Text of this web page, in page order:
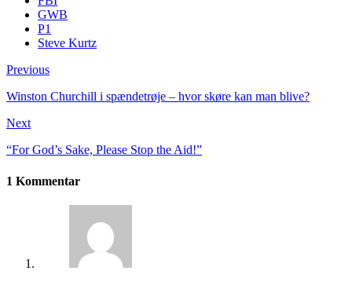
GWB
P1
Steve Kurtz
Previous
Winston Churchill i spændetrøje – hvor skøre kan man blive?
Next
“For God’s Sake, Please Stop the Aid!”
1 Kommentar